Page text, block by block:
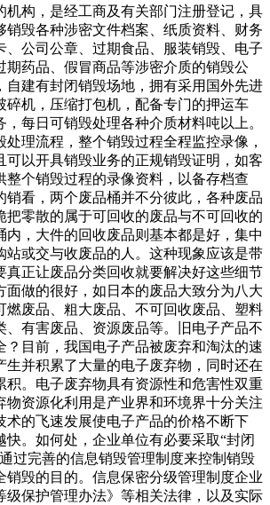
机构，是经工商及有关部门注册登记，具
销毁各种涉密文件档案、纸质资料、财务
、公司公章、过期食品、服装销毁、电子
期药品、假冒商品等涉密介质的销毁公
自建有封闭销毁场地，拥有采用国外先进
碎机，压缩打包机，配备专门的押运车
每日可销毁处理各种介质材料吨以上。
理流程，整个销毁过程全程监控录像，
可以开具销毁业务的正规销毁证明，如客
整个销毁过程的录像资料，以备存档查
销看，两个废品桶并不分彼此，各种废品
把零散的属于可回收的废品与不可回收的
内，大件的回收废品则基本都是好，集中
站或交与收废品的人。这种现象应该是带
真正让废品分类回收就要解决好这些细节
面做的很好，如日本的废品大致分为八大
燃废品、粗大废品、不可回收废品、塑料
、有害废品、资源废品等。旧电子产品不
？目前，我国电子产品被废弃和淘汰的速
生并积累了大量的电子废弃物，同时还在
积。电子废弃物具有资源性和危害性双重
物资源化利用是产业界和环境界十分关注
术的飞速发展使电子产品的价格不断下
快。如何处，企业单位有必要采取“封闭
过完善的信息销毁管理制度来控制销毁
销毁的目的。信息保密分级管理制度企业
级保护管理办法》等相关法律，以及实际